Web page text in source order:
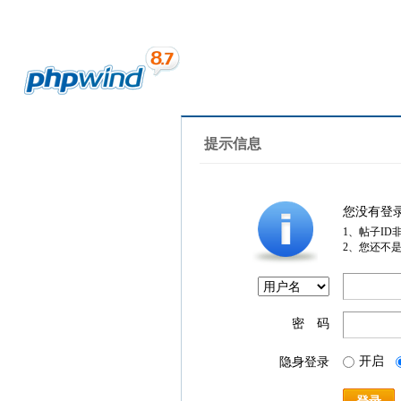
提示信息
您没有登
1、帖子ID
2、您还不
密 码
隐身登录 开启